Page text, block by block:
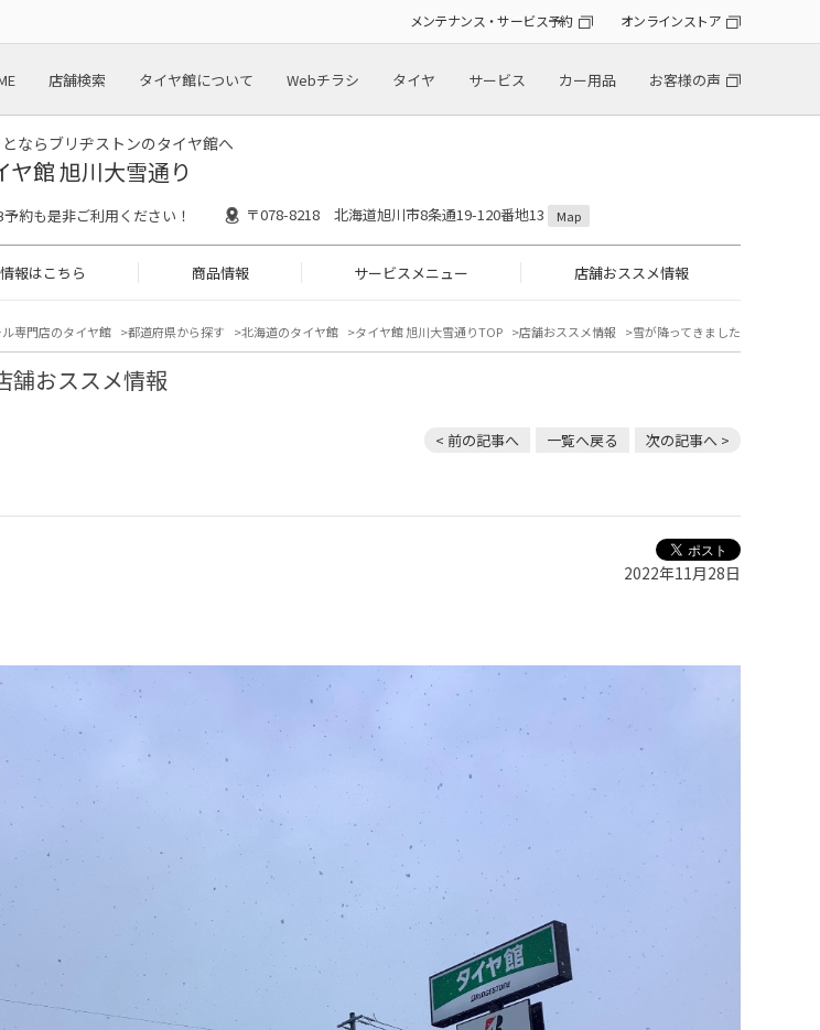
メンテナンス・サービス予約 オンラインストア
店舗検索 タイヤ館について Webチラシ タイヤ サービス カー用品 お客様の声
ならブリヂストンのタイヤ館へ
ヤ館 旭川大雪通り
約も是非ご利用ください！ 〒078-8218 北海道旭川市8条通19-120番地13 Map
報はこちら 商品情報 サービスメニュー 店舗おススメ情報
専門店のタイヤ館 都道府県から探す 北海道のタイヤ館 タイヤ館 旭川大雪通りTOP 店舗おススメ情報 雪が降ってきました
舗おススメ情報
< 前の記事へ 一覧へ戻る 次の記事へ >
2022年11月28日